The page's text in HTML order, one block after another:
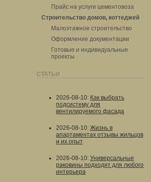
Прайс на услуги цементовоза
Строительство домов, коттеджей
Малоэтажное строительство
Оформление документации
Готовые и индивидуальные
проекты
СТАТЬИ
2026-08-10: Как выбрать
подсистему для
вентилируемого фасада
2026-08-10: Жизнь в
апартаментах отзывы жильцов
и их опыт
2026-08-10: Универсальные
раковины подходят для любого
интерьера